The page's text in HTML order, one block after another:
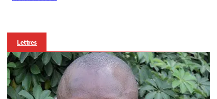
Lettres